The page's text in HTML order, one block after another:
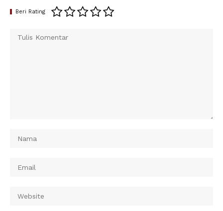
Beri Rating